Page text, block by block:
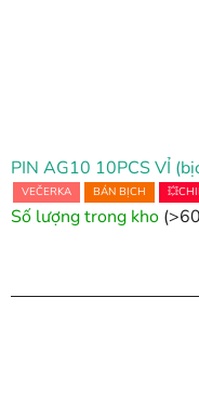
PIN AG10 10PCS VỈ
VEČERKA BÁN BỊCH
Số lượng trong kho